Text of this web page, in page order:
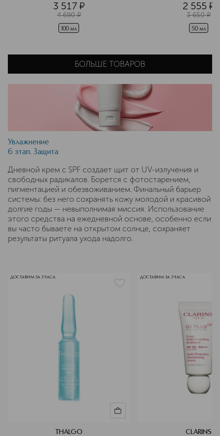
3 517 ¤
4 690 ¤
100 мл
2 555 ¤
3 650 ¤
50 мл
БОЛЬШЕ ТОВАРОВ
Увлажнение
6 этап. Защита
Дневной крем с SPF создает щит от UV-излучения и
свободных радикалов. Борется с фотостарением,
пигментацией и обезвоживанием. Финальный барьер
системы: без него сохранять кожу молодой и красивой
долгие годы — невыполнимая миссия. Использование
этого средства на ежедневной основе, особенно если
вы часто бываете на открытом солнце, сохраняет
результаты ритуала ухода надолго.
ДОСТАВИМ ЗА 3 ЧАСА
THALGO
ДОСТАВИМ ЗА 3 ЧАСА
CLARINS